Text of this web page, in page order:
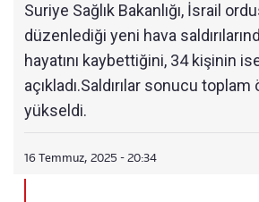
16:00 NETANYAHU'DAN AÇIKLAMA
15:55
AK PARTİ'DEN İSRAİL'İN
Kİ
15:50
15:45 🟥ŞAM'DA YENİ PATLAMA
Suriye Sağlık Bakanlığı, İsrail
düzenlediği yeni hava
hayatını kaybettiğini, 34 kişinin ise
açıkladı.Saldırılar sonucu toplam
yükseldi.
16 Temmuz, 2025 - 20:34